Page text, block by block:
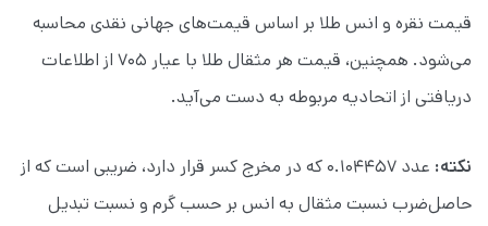
قیمت نقره و انس طلا بر اساس قیمت‌های جهانی نقدی محاسبه
می‌شود. همچنین، قیمت هر مثقال طلا با عیار 705 از اطلاعات
دریافتی از اتحادیه مربوطه به دست می‌آید.
نکته:
عدد ۰.۱۰۴۴۵۷ که در مخرج کسر قرار دارد، ضریبی است که از
حاصل‌ضرب نسبت مثقال به انس بر حسب گرم و نسبت تبدیل